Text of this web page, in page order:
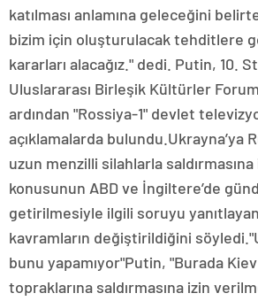
katılması anlamına geleceğini
bizim için oluşturulacak tehditlere
kararları alacağız." dedi. Putin, 10.
Uluslararası Birleşik Kültürler
ardından "Rossiya-1" devlet
açıklamalarda bulundu.Ukrayna’ya
uzun menzilli silahlarla
konusunun ABD ve İngiltere’de
getirilmesiyle ilgili soruyu
kavramların değiştirildiğini
bunu yapamıyor"Putin, "Burada
topraklarına saldırmasına izin